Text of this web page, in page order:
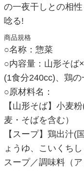
の一夜干しとの相
唸る!
商品規格
○名称：惣菜
○内容量：山形そば
(1食分240cc)、鶏
○原材料名：
【山形そば】小麦
麦・そばを含む）
【スープ】鶏出汁(
ょうゆ、こいくち
スープ／調味料（